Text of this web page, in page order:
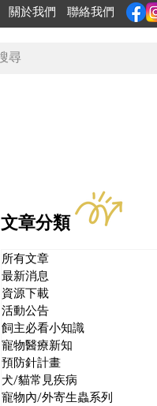
關於我們 聯絡我們
文章分類
所有文章
最新消息
資源下載
活動公告
飼主必看小知識
寵物醫療新知
預防針計畫
犬/貓常見疾病
寵物內/外寄生蟲系列